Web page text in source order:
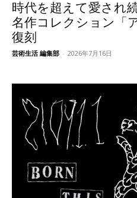
時代を超えて愛され
名作コレクション「
復刻
芸術生活 編集部 - 2026年7月16日